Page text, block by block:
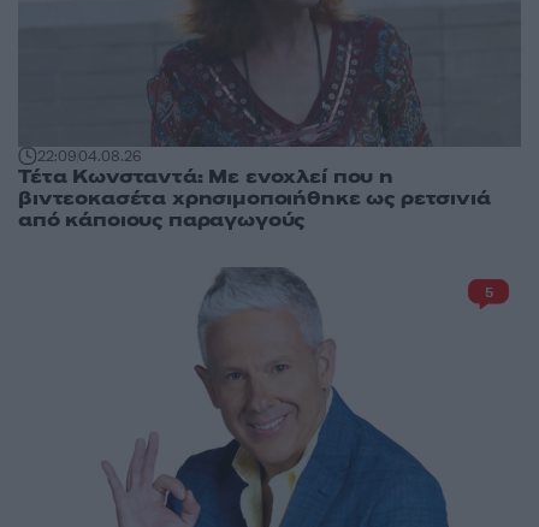
22:0904.08.26
Τέτα Κωνσταντά: Με ενοχλεί που η
βιντεοκασέτα χρησιμοποιήθηκε ως ρετσινιά
από κάποιους παραγωγούς
5